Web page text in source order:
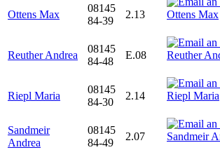
Ottens Max
08145
84-39
2.13
Reuther Andrea
08145
84-48
E.08
Riepl Maria
08145
84-30
2.14
Sandmeir
Andrea
08145
84-49
2.07